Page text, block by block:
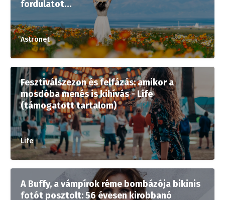
fordulatot…
Astronet
Fesztiválszezon és felfázás: amikor a
mosdóba menés is kihívás - Life
(támogatott tartalom)
Life
A Buffy, a vámpírok réme bombázója bikinis
fotót posztolt: 56 évesen kirobbanó